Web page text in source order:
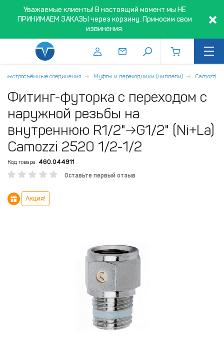
Уважаемые клиенты! В настоящий момент мы НЕ
ПРИНИМАЕМ ЗАКАЗЫ через корзину. Приносим свои
извинения.
быстросъёмные соединения Муфты и переходники (ниппели) Camozzi
Фитинг-футорка с переходом с
наружной резьбы на
внутреннюю R1/2"→G1/2" (Ni+La)
Camozzi 2520 1/2-1/2
Код товара: 460.044911
Оставьте первый отзыв
Акция!